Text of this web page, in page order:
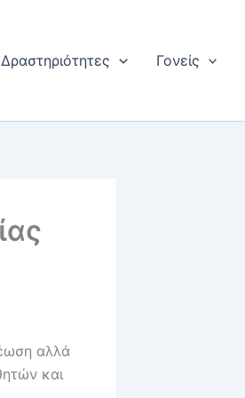
Δραστηριότητες Γονείς
αλλά
και